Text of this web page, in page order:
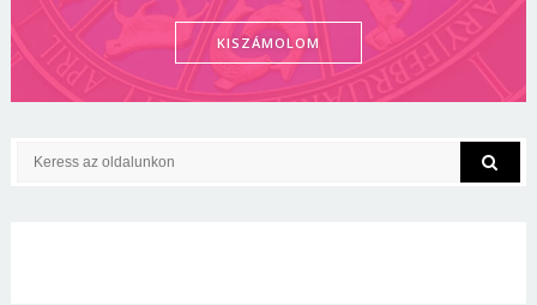
KISZÁMOLOM